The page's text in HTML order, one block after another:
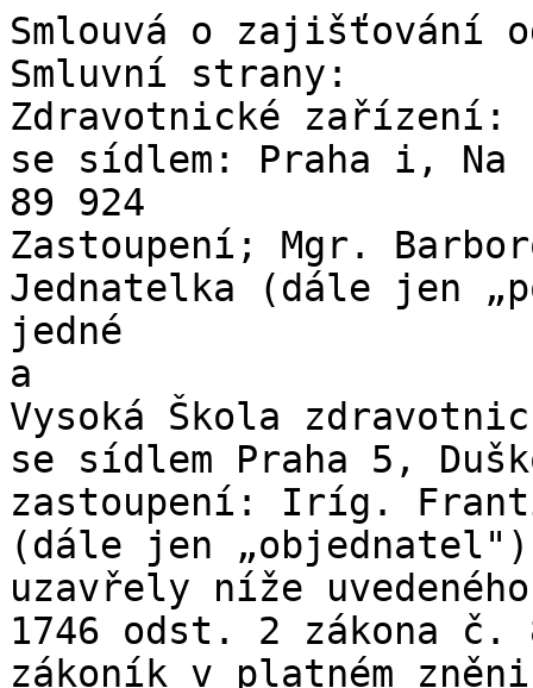
Smlouvá o zajišťování
Smluvní strany:
Zdravotnické
se sídlem: Praha i, Na
89 924
Zastoupení; Mgr.
Jednatelka (dále jen
jedné
a
Vysoká Škola
se sídlem Praha 5,
zastoupení: Iríg.
(dále jen
uzavřely níže
1746 odst. 2 zákona č.
zákoník v platném